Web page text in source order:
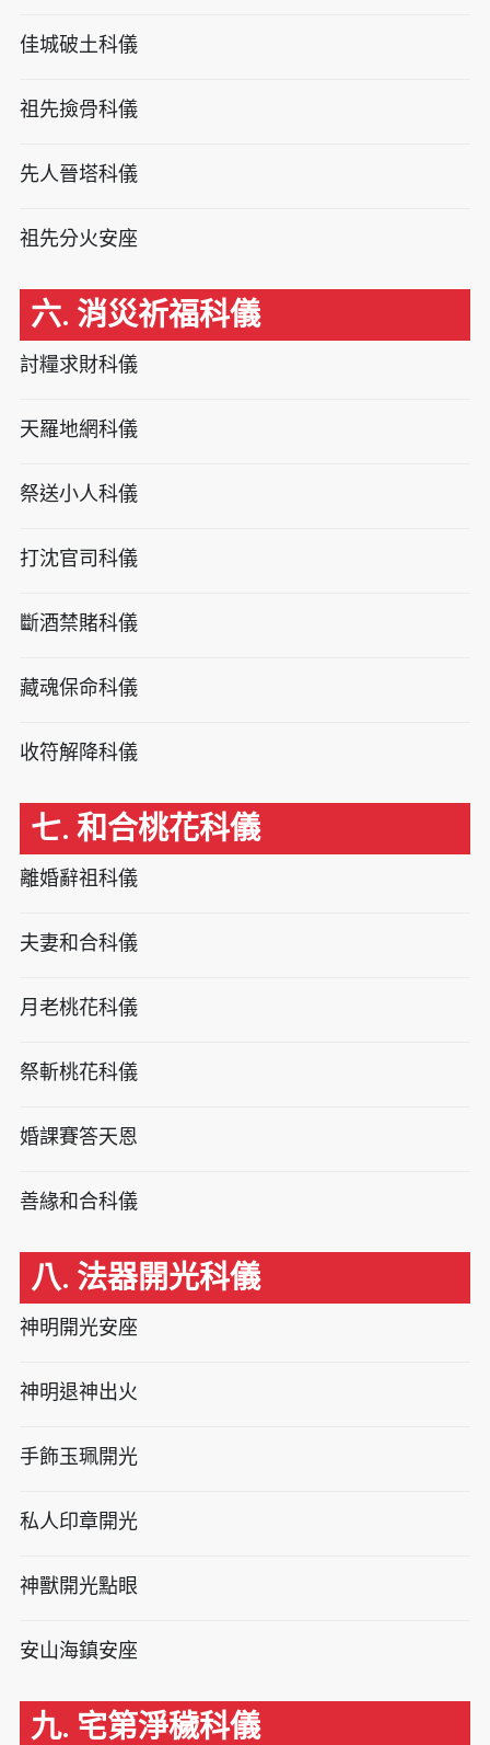
佳城破土科儀
祖先撿骨科儀
先人晉塔科儀
祖先分火安座
六. 消災祈福科儀
討糧求財科儀
天羅地網科儀
祭送小人科儀
打沈官司科儀
斷酒禁賭科儀
藏魂保命科儀
收符解降科儀
七. 和合桃花科儀
離婚辭祖科儀
夫妻和合科儀
月老桃花科儀
祭斬桃花科儀
婚課賽答天恩
善緣和合科儀
八. 法器開光科儀
神明開光安座
神明退神出火
手飾玉珮開光
私人印章開光
神獸開光點眼
安山海鎮安座
九. 宅第淨穢科儀